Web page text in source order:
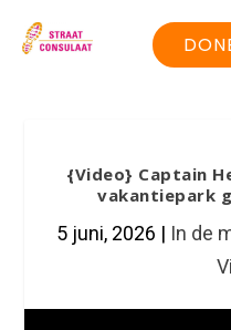
{Video} Captain
vakantiepark
5 juni, 2026 | In de